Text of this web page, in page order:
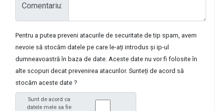
Comentariu:
Pentru a putea preveni atacurile de securitate de tip spam, avem
nevoie să stocăm datele pe care le-ați introdus și ip-ul
dumneavoastră în baza de date. Aceste date nu vor fi folosite în
alte scopuri decat prevenirea atacurilor. Sunteți de acord să
stocăm aceste date ?
Sunt de acord ca
datele mele sa fie